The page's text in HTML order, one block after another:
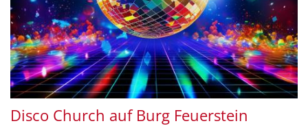
Disco Church auf Burg Feuerstein